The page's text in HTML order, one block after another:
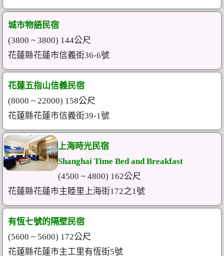
城市物語民宿
(3800 ~ 3800) 144公尺
花蓮縣花蓮市信義街36-6號
花蓮五指山信義民宿
(8000 ~ 22000) 158公尺
花蓮縣花蓮市信義街39-1號
上海時光民宿
Shanghai Time Bed and Breakfast
(4500 ~ 4800) 162公尺
花蓮縣花蓮市主睦里上海街172之1號
有恆七號的隔壁民宿
(5600 ~ 5600) 172公尺
花蓮縣花蓮市主工里有恆街5號